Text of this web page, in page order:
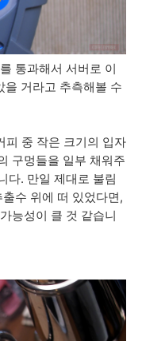
통과해서 서버로 이
을 거라고 추측해볼 수
피 중 작은 크기의 입자
구멍들을 일부 채워주
다. 만일 제대로 불림
수 위에 떠 있었다면,
능성이 클 것 같습니